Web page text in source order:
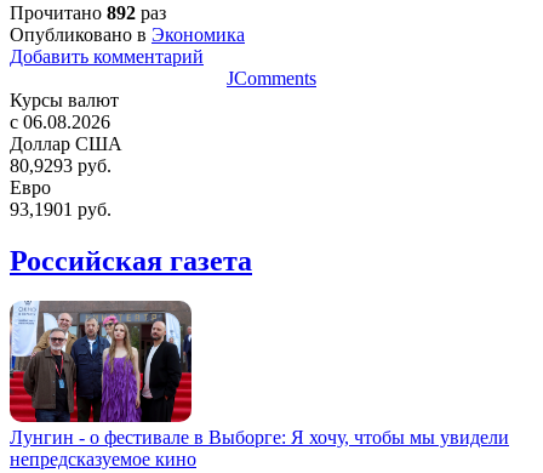
Прочитано 892 раз
Опубликовано в Экономика
Добавить комментарий
JComments
Курсы валют
c 06.08.2026
Доллар США
80,9293 руб.
Евро
93,1901 руб.
Российская газета
Лунгин - о фестивале в Выборге: Я хочу, чтобы мы увидели
непредсказуемое кино